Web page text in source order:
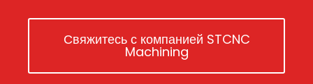
Свяжитесь с компанией STCNC
Machining